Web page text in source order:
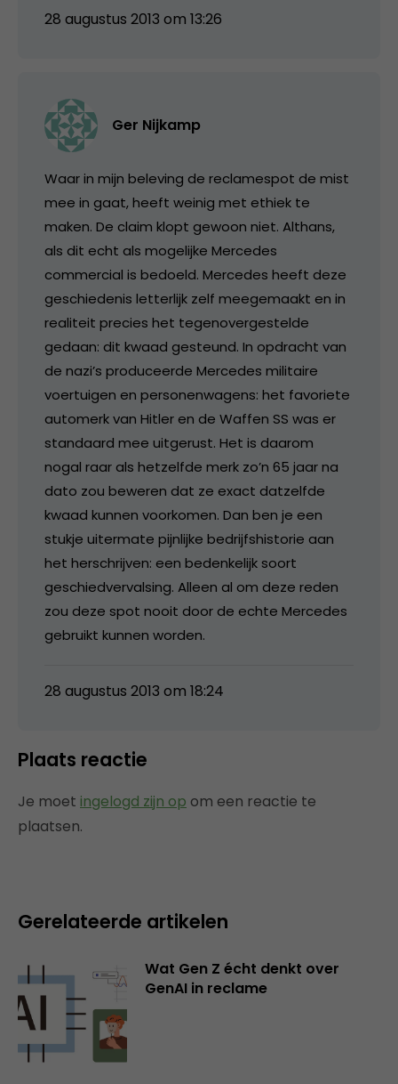
28 augustus 2013 om 13:26
Ger Nijkamp
Waar in mijn beleving de reclamespot de mist
mee in gaat, heeft weinig met ethiek te
maken. De claim klopt gewoon niet. Althans,
als dit echt als mogelijke Mercedes
commercial is bedoeld. Mercedes heeft deze
geschiedenis letterlijk zelf meegemaakt en in
realiteit precies het tegenovergestelde
gedaan: dit kwaad gesteund. In opdracht van
de nazi’s produceerde Mercedes militaire
voertuigen en personenwagens: het favoriete
automerk van Hitler en de Waffen SS was er
standaard mee uitgerust. Het is daarom
nogal raar als hetzelfde merk zo’n 65 jaar na
dato zou beweren dat ze exact datzelfde
kwaad kunnen voorkomen. Dan ben je een
stukje uitermate pijnlijke bedrijfshistorie aan
het herschrijven: een bedenkelijk soort
geschiedvervalsing. Alleen al om deze reden
zou deze spot nooit door de echte Mercedes
gebruikt kunnen worden.
28 augustus 2013 om 18:24
Plaats reactie
Je moet ingelogd zijn op om een reactie te
plaatsen.
Gerelateerde artikelen
Wat Gen Z écht denkt over
GenAI in reclame